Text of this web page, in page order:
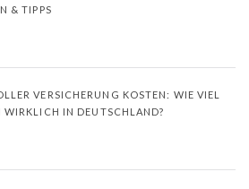
& TIPPS
VERSICHERUNG KOSTEN: WIE VIEL
WIRKLICH IN DEUTSCHLAND?